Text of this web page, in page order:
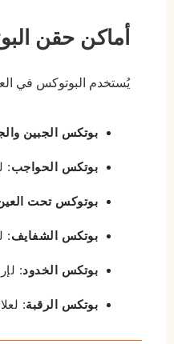
أماكن حقن
يُستخدم البوتوكس في
بوتكس الجبين
بوتكس الحواجب:
بوتوكس تحت
بوتكس الشفايف:
بوتكس الخدود:
بوتكس الرقبة: